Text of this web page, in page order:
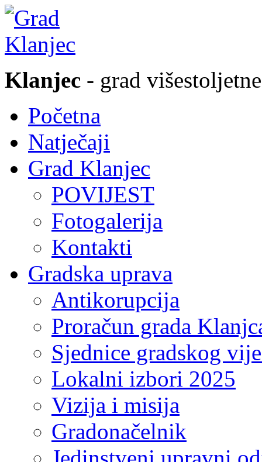
Klanjec - grad
Početna
Natječaji
Grad Klanjec
POVIJEST
Fotogalerija
Kontakti
Gradska uprava
Antikorupcija
Proračun grada
Sjednice gradskog
Lokalni izbori 2025
Vizija i misija
Gradonačelnik